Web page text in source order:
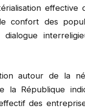
confort des
dialogue
autour de la
la République
des